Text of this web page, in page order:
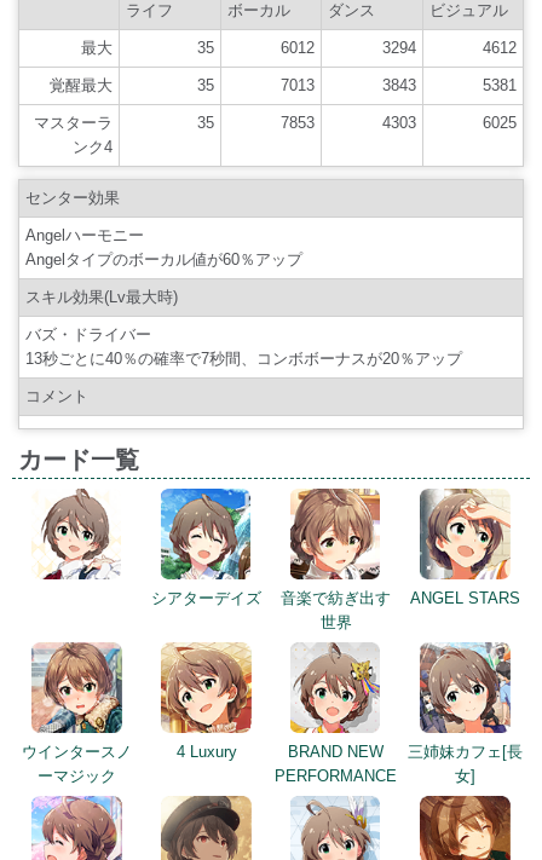
ライフ ボーカル ダンス ビジュアル
最大 35 6012 3294 4612
覚醒最大 35 7013 3843 5381
マスターラ
ンク4
35 7853 4303 6025
センター効果
Angelハーモニー
Angelタイプのボーカル値が60％アップ
スキル効果(Lv最大時)
バズ・ドライバー
13秒ごとに40％の確率で7秒間、コンボボーナスが20％アップ
コメント
カード一覧
シアターデイズ
音楽で紡ぎ出す
世界
ANGEL STARS
ウインタースノ
ーマジック
4 Luxury
BRAND NEW
PERFORMANCE
三姉妹カフェ[長
女]